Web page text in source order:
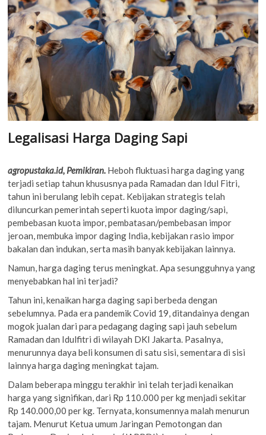
Legalisasi Harga Daging Sapi
agropustaka.id, Pemikiran. Heboh fluktuasi harga daging yang
terjadi setiap tahun khususnya pada Ramadan dan Idul Fitri,
tahun ini berulang lebih cepat. Kebijakan strategis telah
diluncurkan pemerintah seperti kuota impor daging/sapi,
pembebasan kuota impor, pembatasan/pembebasan impor
jeroan, membuka impor daging India, kebijakan rasio impor
bakalan dan indukan, serta masih banyak kebijakan lainnya.
Namun, harga daging terus meningkat. Apa sesungguhnya yang
menyebabkan hal ini terjadi?
Tahun ini, kenaikan harga daging sapi berbeda dengan
sebelumnya. Pada era pandemik Covid 19, ditandainya dengan
mogok jualan dari para pedagang daging sapi jauh sebelum
Ramadan dan Idulfitri di wilayah DKI Jakarta. Pasalnya,
menurunnya daya beli konsumen di satu sisi, sementara di sisi
lainnya harga daging meningkat tajam.
Dalam beberapa minggu terakhir ini telah terjadi kenaikan
harga yang signifikan, dari Rp 110.000 per kg menjadi sekitar
Rp 140.000,00 per kg. Ternyata, konsumennya malah menurun
tajam. Menurut Ketua umum Jaringan Pemotongan dan